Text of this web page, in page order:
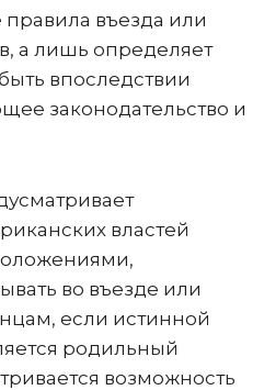
въезда или
а лишь определяет
впоследствии
законодательство и
властей
во въезде или
если истинной
родильный
возможность